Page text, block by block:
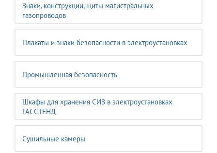
Знаки, конструкции, щиты магистральных
газопроводов
Плакаты и знаки безопасности в электроустановках
Промышленная безопасность
Шкафы для хранения СИЗ в электроустановках
ГАССТЕНД
Сушильные камеры